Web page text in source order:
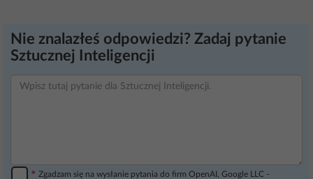
Nie znalazłeś odpowiedzi? Zadaj pytanie
Sztucznej Inteligencji
* Zgadzam się na wysłanie pytania do firm OpenAI, Google LLC -